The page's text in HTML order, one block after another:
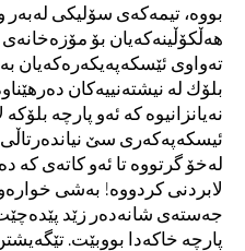
بووە، تیمەکەی سۆلیکی لەبەر
هەڵکۆڵینەکەیان بۆ
تەواوی ئێسکەپەیکەرەکەیان
بلۆك لە نیشتەنییەکان
نەیانزانیوە کە ئەو پارچە بلۆکە
ئیسکەپەکەری سێ
لەخۆ گرتووە تا ئەو کاتەی کە
لابردنی کردووە! بەشی
جەستەی شانەدەر زێد
پارچە خاکەدا بووبێت.